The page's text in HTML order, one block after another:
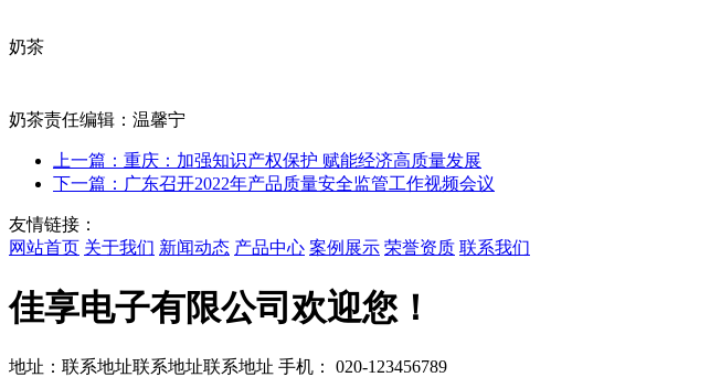
奶茶
奶茶责任编辑：温馨宁
上一篇：重庆：加强知识产权保护 赋能经济高质量发展
下一篇：广东召开2022年产品质量安全监管工作视频会议
友情链接：
网站首页 关于我们 新闻动态 产品中心 案例展示 荣誉资质 联系我们
佳享电子有限公司欢迎您！
地址：联系地址联系地址联系地址 手机： 020-123456789